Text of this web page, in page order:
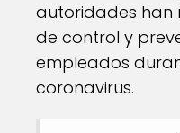
autoridades
de control y
empleados
coronavirus.